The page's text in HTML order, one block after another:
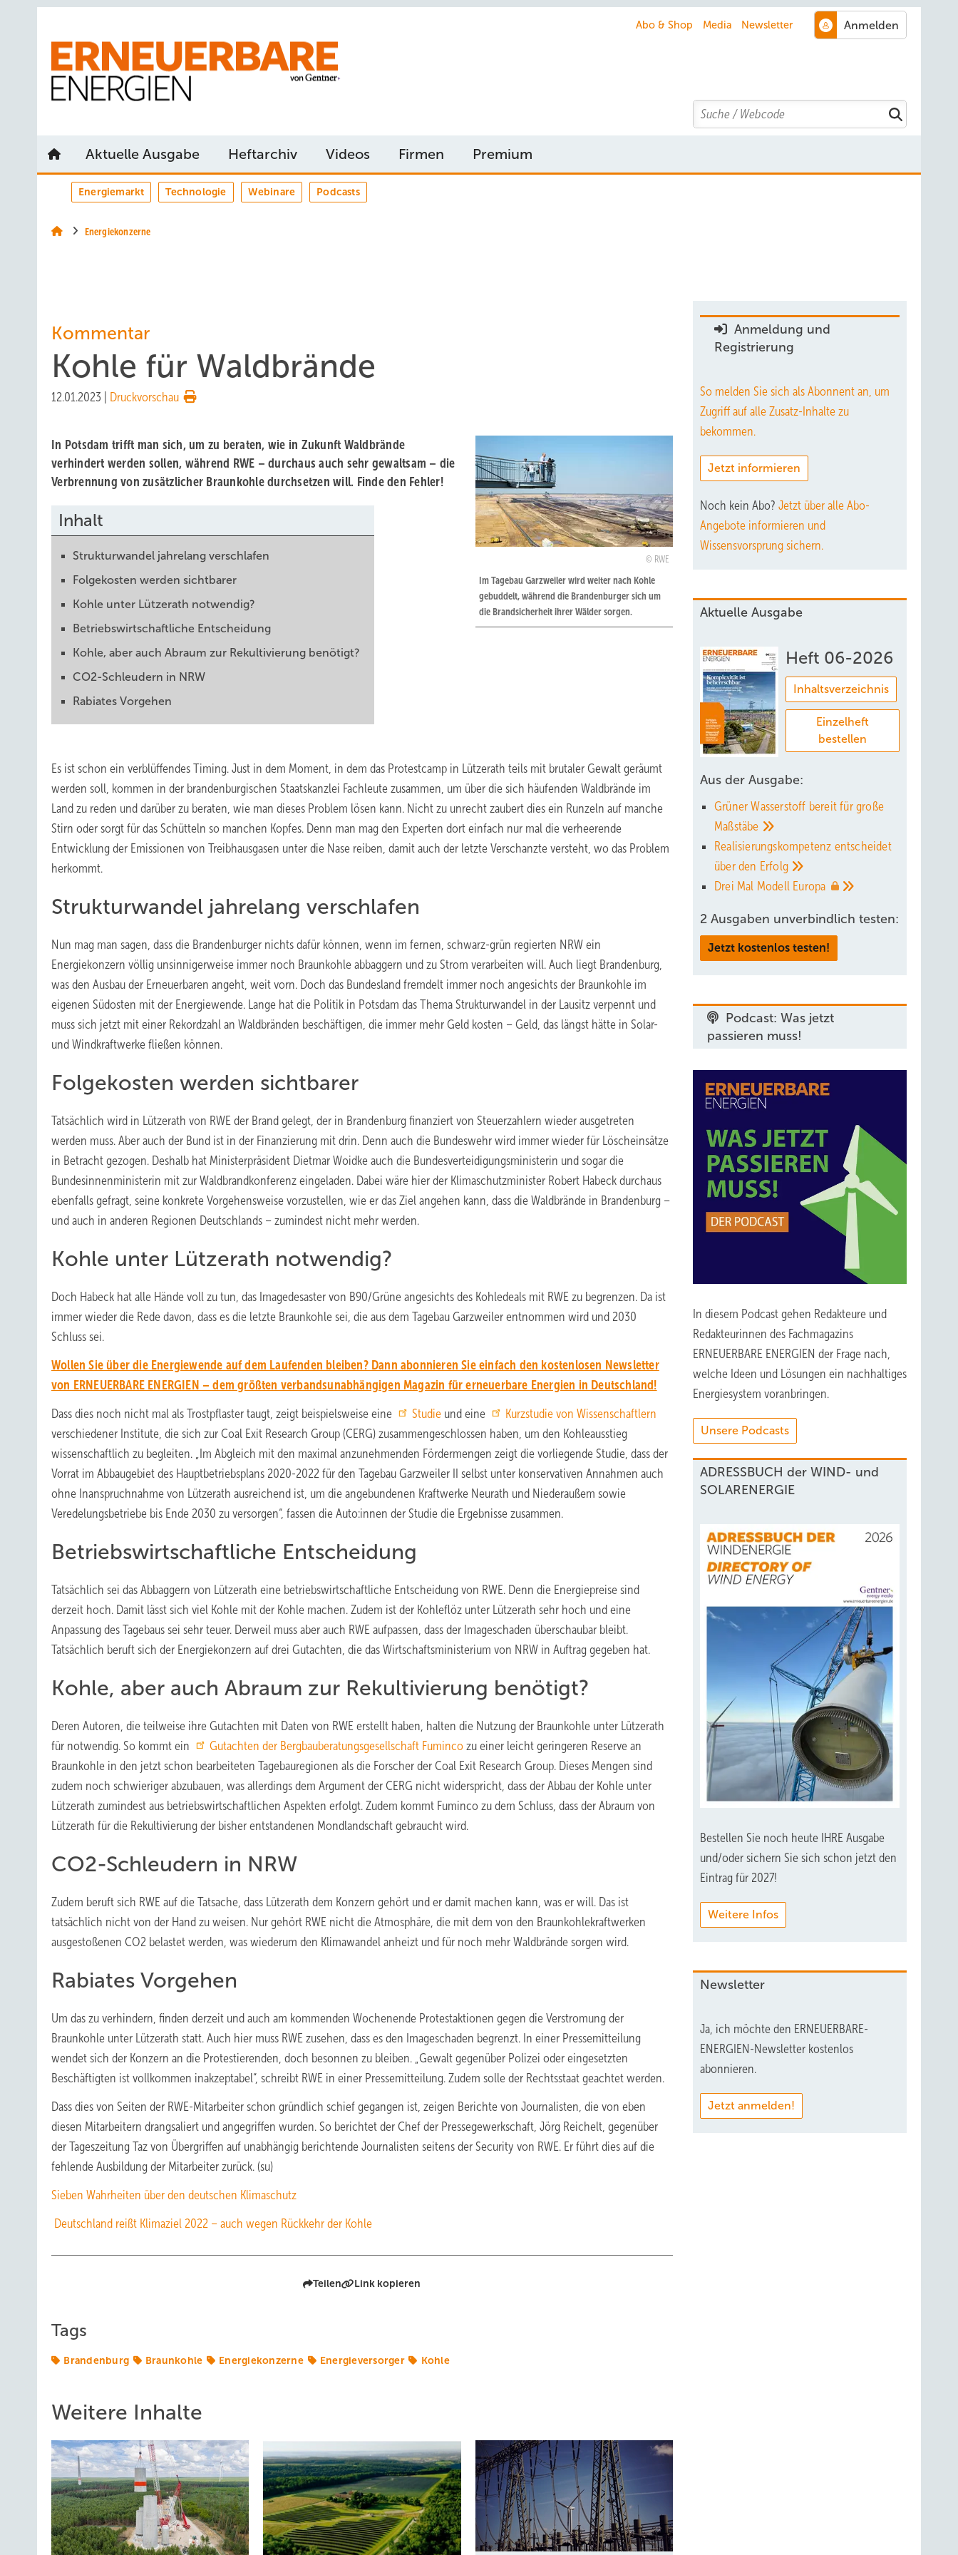
Abo & Shop Media Newsletter
Search
Aktuelle Ausgabe Heftarchiv Videos Firmen Premium
Energiemarkt Technologie Webinare Podcasts
Energiekonzerne
Kommentar
Kohle für Waldbrände
12.01.2023 Druckvorschau
RWE
Im Tagebau Garzweiler wird weiter nach Kohle
gebuddelt, während die Brandenburger sich um
die Brandsicherheit ihrer Wälder sorgen.
In Potsdam trifft man sich, um zu beraten, wie in Zukunft Waldbrände
verhindert werden sollen, während RWE – durchaus auch sehr gewaltsam – die
Verbrennung von zusätzlicher Braunkohle durchsetzen will. Finde den Fehler!
Inhalt
Strukturwandel jahrelang verschlafen
Folgekosten werden sichtbarer
Kohle unter Lützerath notwendig?
Betriebswirtschaftliche Entscheidung
Kohle, aber auch Abraum zur Rekultivierung benötigt?
CO2-Schleudern in NRW
Rabiates Vorgehen
Es ist schon ein verblüffendes Timing. Just in dem Moment, in dem das Protestcamp in Lützerath teils mit brutaler Gewalt geräumt
werden soll, kommen in der brandenburgischen Staatskanzlei Fachleute zusammen, um über die sich häufenden Waldbrände im
Land zu reden und darüber zu beraten, wie man dieses Problem lösen kann. Nicht zu unrecht zaubert dies ein Runzeln auf manche
Stirn oder sorgt für das Schütteln so manchen Kopfes. Denn man mag den Experten dort einfach nur mal die verheerende
Entwicklung der Emissionen von Treibhausgasen unter die Nase reiben, damit auch der letzte Verschanzte versteht, wo das Problem
herkommt.
Strukturwandel jahrelang verschlafen
Nun mag man sagen, dass die Brandenburger nichts dafür können, wenn im fernen, schwarz-grün regierten NRW ein
Energiekonzern völlig unsinnigerweise immer noch Braunkohle abbaggern und zu Strom verarbeiten will. Auch liegt Brandenburg,
was den Ausbau der Erneuerbaren angeht, weit vorn. Doch das Bundesland fremdelt immer noch angesichts der Braunkohle im
eigenen Südosten mit der Energiewende. Lange hat die Politik in Potsdam das Thema Strukturwandel in der Lausitz verpennt und
muss sich jetzt mit einer Rekordzahl an Waldbränden beschäftigen, die immer mehr Geld kosten – Geld, das längst hätte in Solar-
und Windkraftwerke fließen können.
Folgekosten werden sichtbarer
Tatsächlich wird in Lützerath von RWE der Brand gelegt, der in Brandenburg finanziert von Steuerzahlern wieder ausgetreten
werden muss. Aber auch der Bund ist in der Finanzierung mit drin. Denn auch die Bundeswehr wird immer wieder für Löscheinsätze
in Betracht gezogen. Deshalb hat Ministerpräsident Dietmar Woidke auch die Bundesverteidigungsministerin und sogar die
Bundesinnenministerin mit zur Waldbrandkonferenz eingeladen. Dabei wäre hier der Klimaschutzminister Robert Habeck durchaus
ebenfalls gefragt, seine konkrete Vorgehensweise vorzustellen, wie er das Ziel angehen kann, dass die Waldbrände in Brandenburg –
und auch in anderen Regionen Deutschlands – zumindest nicht mehr werden.
Kohle unter Lützerath notwendig?
Doch Habeck hat alle Hände voll zu tun, das Imagedesaster von B90/Grüne angesichts des Kohledeals mit RWE zu begrenzen. Da ist
immer wieder die Rede davon, dass es die letzte Braunkohle sei, die aus dem Tagebau Garzweiler entnommen wird und 2030
Schluss sei.
Wollen Sie über die Energiewende auf dem Laufenden bleiben? Dann abonnieren Sie einfach den kostenlosen Newsletter
von ERNEUERBARE ENERGIEN – dem größten verbandsunabhängigen Magazin für erneuerbare Energien in Deutschland!
Dass dies noch nicht mal als Trostpflaster taugt, zeigt beispielsweise eine
Studie und eine
Kurzstudie von Wissenschaftlern
verschiedener Institute, die sich zur Coal Exit Research Group (CERG) zusammengeschlossen haben, um den Kohleausstieg
wissenschaftlich zu begleiten. „Im Abgleich mit den maximal anzunehmenden Fördermengen zeigt die vorliegende Studie, dass der
Vorrat im Abbaugebiet des Hauptbetriebsplans 2020-2022 für den Tagebau Garzweiler II selbst unter konservativen Annahmen auch
ohne Inanspruchnahme von Lützerath ausreichend ist, um die angebundenen Kraftwerke Neurath und Niederaußem sowie
Veredelungsbetriebe bis Ende 2030 zu versorgen“, fassen die Auto:innen der Studie die Ergebnisse zusammen.
Betriebswirtschaftliche Entscheidung
Tatsächlich sei das Abbaggern von Lützerath eine betriebswirtschaftliche Entscheidung von RWE. Denn die Energiepreise sind
derzeit hoch. Damit lässt sich viel Kohle mit der Kohle machen. Zudem ist der Kohleflöz unter Lützerath sehr hoch und eine
Anpassung des Tagebaus sei sehr teuer. Derweil muss aber auch RWE aufpassen, dass der Imageschaden überschaubar bleibt.
Tatsächlich beruft sich der Energiekonzern auf drei Gutachten, die das Wirtschaftsministerium von NRW in Auftrag gegeben hat.
Kohle, aber auch Abraum zur Rekultivierung benötigt?
Deren Autoren, die teilweise ihre Gutachten mit Daten von RWE erstellt haben, halten die Nutzung der Braunkohle unter Lützerath
für notwendig. So kommt ein
Gutachten der Bergbauberatungsgesellschaft Fuminco zu einer leicht geringeren Reserve an
Braunkohle in den jetzt schon bearbeiteten Tagebauregionen als die Forscher der Coal Exit Research Group. Dieses Mengen sind
zudem noch schwieriger abzubauen, was allerdings dem Argument der CERG nicht widerspricht, dass der Abbau der Kohle unter
Lützerath zumindest aus betriebswirtschaftlichen Aspekten erfolgt. Zudem kommt Fuminco zu dem Schluss, dass der Abraum von
Lützerath für die Rekultivierung der bisher entstandenen Mondlandschaft gebraucht wird.
CO2-Schleudern in NRW
Zudem beruft sich RWE auf die Tatsache, dass Lützerath dem Konzern gehört und er damit machen kann, was er will. Das ist
tatsächlich nicht von der Hand zu weisen. Nur gehört RWE nicht die Atmosphäre, die mit dem von den Braunkohlekraftwerken
ausgestoßenen CO2 belastet werden, was wiederum den Klimawandel anheizt und für noch mehr Waldbrände sorgen wird.
Rabiates Vorgehen
Um das zu verhindern, finden derzeit und auch am kommenden Wochenende Protestaktionen gegen die Verstromung der
Braunkohle unter Lützerath statt. Auch hier muss RWE zusehen, dass es den Imageschaden begrenzt. In einer Pressemitteilung
wendet sich der Konzern an die Protestierenden, doch besonnen zu bleiben. „Gewalt gegenüber Polizei oder eingesetzten
Beschäftigten ist vollkommen inakzeptabel“, schreibt RWE in einer Pressemitteilung. Zudem solle der Rechtsstaat geachtet werden.
Dass dies von Seiten der RWE-Mitarbeiter schon gründlich schief gegangen ist, zeigen Berichte von Journalisten, die von eben
diesen Mitarbeitern drangsaliert und angegriffen wurden. So berichtet der Chef der Pressegewerkschaft, Jörg Reichelt, gegenüber
der Tageszeitung Taz von Übergriffen auf unabhängig berichtende Journalisten seitens der Security von RWE. Er führt dies auf die
fehlende Ausbildung der Mitarbeiter zurück. (su)
Sieben Wahrheiten über den deutschen Klimaschutz
Deutschland reißt Klimaziel 2022 – auch wegen Rückkehr der Kohle
Teilen Link kopieren
Tags
Brandenburg Braunkohle Energiekonzerne Energieversorger Kohle
Weitere Inhalte
Anmeldung und
Registrierung
So melden Sie sich als Abonnent an, um
Zugriff auf alle Zusatz-Inhalte zu
bekommen.
Jetzt informieren
Noch kein Abo? Jetzt über alle Abo-
Angebote informieren und
Wissensvorsprung sichern.
Aktuelle Ausgabe
Heft 06-2026
Inhaltsverzeichnis
Einzelheft
bestellen
Aus der Ausgabe:
Grüner Wasserstoff bereit für große
Maßstäbe
Realisierungskompetenz entscheidet
über den Erfolg
Drei Mal Modell Europa
2 Ausgaben unverbindlich testen:
Jetzt kostenlos testen!
Podcast: Was jetzt
passieren muss!
In diesem Podcast gehen Redakteure und
Redakteurinnen des Fachmagazins
ERNEUERBARE ENERGIEN der Frage nach,
welche Ideen und Lösungen ein nachhaltiges
Energiesystem voranbringen.
Unsere Podcasts
ADRESSBUCH der WIND- und
SOLARENERGIE
Bestellen Sie noch heute IHRE Ausgabe
und/oder sichern Sie sich schon jetzt den
Eintrag für 2027!
Weitere Infos
Newsletter
Ja, ich möchte den ERNEUERBARE-
ENERGIEN-Newsletter kostenlos
abonnieren.
Jetzt anmelden!